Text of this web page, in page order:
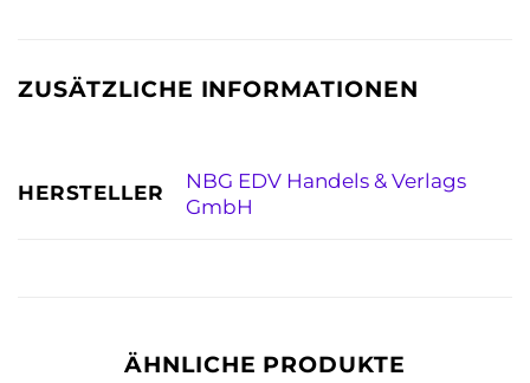
ZUSÄTZLICHE INFORMATIONEN
HERSTELLER
NBG EDV Handels & Verlags
GmbH
ÄHNLICHE PRODUKTE